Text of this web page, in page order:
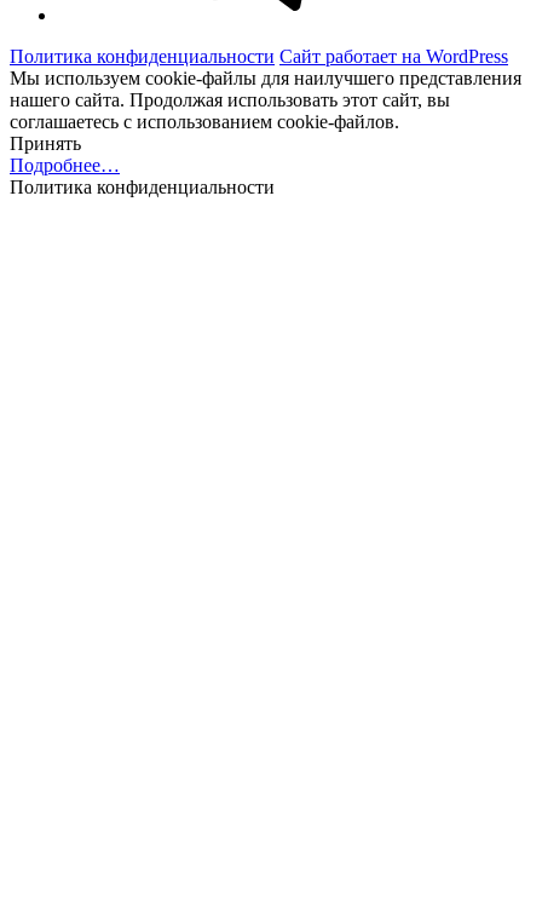
Политика конфиденциальности Сайт работает на WordPress
Мы используем cookie-файлы для наилучшего представления
нашего сайта. Продолжая использовать этот сайт, вы
соглашаетесь с использованием cookie-файлов.
Принять
Подробнее…
Политика конфиденциальности